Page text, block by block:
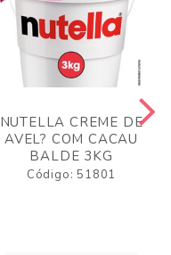
NUTELLA CREME DE
AVEL? COM CACAU
BALDE 3KG
Código: 51801